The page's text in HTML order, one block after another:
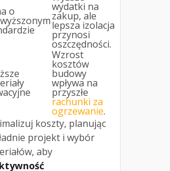
o
wydatki na
zakup, ale
lepsza izolacja
przynosi
oszczędności.
Wzrost
kosztów
budowy
wpływa na
przyszłe
rachunki za
ogrzewanie.
koszty, planując
projekt i wybór
aby